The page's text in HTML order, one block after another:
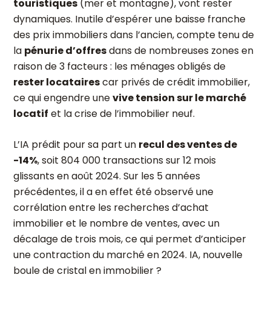
touristiques (mer et montagne), vont rester
dynamiques. Inutile d’espérer une baisse franche
des prix immobiliers dans l’ancien, compte tenu de
la pénurie d’offresdans de nombreuses zones en
raison de 3 facteurs : les ménages obligés de
rester locatairescar privés de crédit immobilier,
ce qui engendre unevive tension sur le marché
locatif et la crise de l’immobilier neuf.
L’IA prédit pour sa part un recul des ventes de
-14%, soit 804 000 transactions sur 12 mois
glissants en août 2024. Sur les 5 années
précédentes, il a en effet été observé une
corrélation entre les recherches d’achat
immobilier et le nombre de ventes, avec un
décalage de trois mois, ce qui permet d’anticiper
une contraction du marché en 2024. IA, nouvelle
boule de cristal en immobilier ?